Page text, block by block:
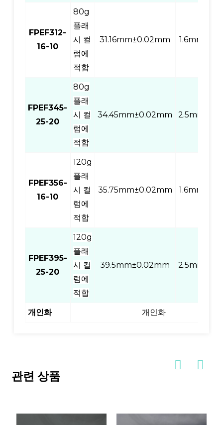
FPEF312-
16-10
80g
플래
시 컬
럼에
적합
31.16mm±0.02mm 1.6mm
FPEF345-
25-20
80g
플래
시 컬
럼에
적합
34.45mm±0.02mm 2.5mm
FPEF356-
16-10
120g
플래
시 컬
럼에
적합
35.75mm±0.02mm 1.6mm
FPEF395-
25-20
120g
플래
시 컬
럼에
적합
39.5mm±0.02mm 2.5mm
개인화 개인화
관련 상품